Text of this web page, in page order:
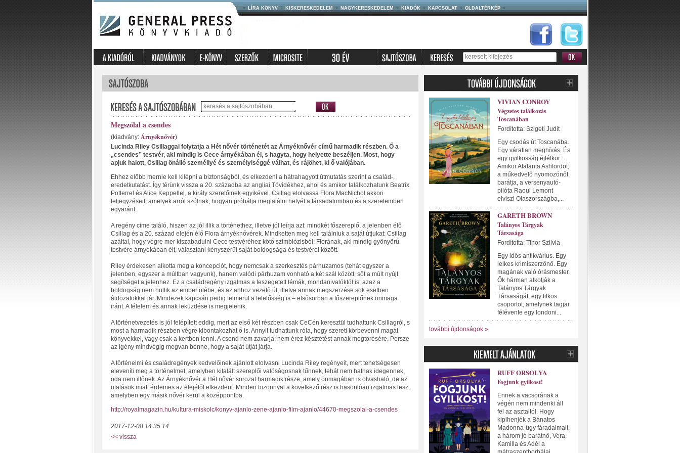
LÍRA KÖNYV KISKERESKEDELEM NAGYKERESKEDELEM KIADÓK KAPCSOLAT OLDALTÉRKÉP
Megszólal a csendes
(kiadvány: Árnyéknővér)
Lucinda Riley Csillaggal folytatja a Hét nővér történetét az Árnyéknővér című harmadik részben. Ő a
„csendes” testvér, aki mindig is Cece árnyékában él, s hagyta, hogy helyette beszéljen. Most, hogy
apjuk halott, Csillag önálló személlyé és személyiséggé válhat, és rájöhet, ki ő valójában.
Ehhez előbb mernie kell kilépni a biztonságból, és elkezdeni a hátrahagyott útmutatás szerint a család-,
eredetkutatást. Így térünk vissza a 20. századba az angliai Tóvidékhez, ahol és amikor találkozhatunk Beatrix
Potterrel és Alice Keppellel, a király szeretőinek egyikével. Csillag elolvassa Flora MacNichol akkori
feljegyzéseit, amelyek arról szólnak, hogyan próbálja megtalálni helyét a társadalomban és a szerelemben
egyaránt.
A regény címe találó, hiszen az jól illik a történethez, illetve jól leírja azt: mindkét főszereplő, a jelenben élő
Csillag és a 20. század elején élő Flora árnyéknővérek. Mindketten meg kell találniuk a saját útjukat: Csillag
azáltal, hogy végre mer kiszabadulni Cece testvéréhez kötő szimbiózisból; Florának, aki mindig gyönyörű
testvére árnyékában élt, választani kényszerül saját boldogsága és testvérei között.
Riley érdekesen alkotta meg a koncepciót, hogy nemcsak a szerkesztés párhuzamos (tehát egyszer a
jelenben, egyszer a múltban vagyunk), hanem valódi párhuzam vonható a két szál között, sőt a múlt nyújt
segítséget a jelenhez. Ez a családregény izgalmas a feszegetett témák, mondanivalóktól is: azaz a
boldogság nem hullik az ember ölébe, és az ahhoz vezető út, illetve annak megszerzése sok esetben
áldozatokkal jár. Mindezek kapcsán pedig felmerül a felelősség is – elsősorban a főszereplőnek önmaga
iránt. A félelem és annak leküzdése is megjelenik.
A történetvezetés is jól felépített eddig, mert az első két részben csak CeCén keresztül tudhattunk Csillagról, s
most a harmadik részben végre kibontakozhat ő is. Annyit tudhattunk róla, hogy szereti körbevenni magát
könyvekkel, vagy csak a kertben lenni. A csend nem zavarja; nem érez késztetést annak megtörésére. Persze
az igény mindvégig megvan benne, hogy a saját útját járja.
A történelmi és családregények kedvelőinek ajánlott elolvasni Lucinda Riley regényeit, mert tehetségesen
eleveníti meg a történelmet, amelyben kitalált szereplői valóságosnak tűnnek, tehát nem hatnak idegennek,
oda nem illőnek. Az Árnyéknővér a Hét nővér sorozat harmadik része, amely önmagában is olvasható, de az
utalások miatt érdemes az elejétől elkezdeni. Minden bizonnyal a következő rész is hasonlóan izgalmas lesz,
amelyben egy másik nővér kerül a középpontba.
http://royalmagazin.hu/kultura-miskolc/konyv-ajanlo-zene-ajanlo-film-ajanlo/44670-megszolal-a-csendes
2017-12-08 14:35:14
<< vissza
VIVIAN CONROY
Végzetes találkozás
Toscanában
Fordította: Szigeti Judit
Egy csodás út Toscanába.
Egy váratlan meghívás. És
egy gyilkosság éjfélkor...
Amikor Atalanta Ashfordot,
a műkedvelő nyomozónőt
barátja, a versenyautó-
pilóta Raoul Lemont
elviszi Olaszországba,...
GARETH BROWN
Talányos Tárgyak
Társasága
Fordította: Tihor Szilvia
Egy idős antikvárius. Egy
lelkes krimiszerzőnő. Egy
magának való órásmester.
Ők hárman alkotják a
Talányos Tárgyak
Társaságát, egy titkos
csoportot, amelynek tagjai
félévente egy londoni...
további újdonságok »
RUFF ORSOLYA
Fogjunk gyilkost!
Ennek a vacsorának a
végén nem mindenki áll
fel az asztaltól. Hogy
kipihenjék a Bánatos
Madonna-ügy fáradalmait,
a három jó barátnő, Vera,
Kamilla és Adél a